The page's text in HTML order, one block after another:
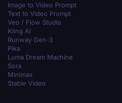
Image to Video Prompt
Text to Video Prompt
Veo / Flow Studio
Kling AI
Runway Gen-3
Pika
Luma Dream Machine
Sora
Minimax
Stable Video